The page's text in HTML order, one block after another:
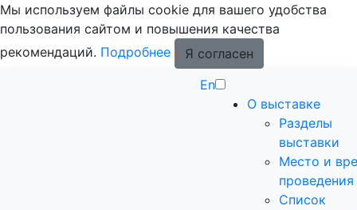
Мы используем файлы cookie для вашего удобства
пользования сайтом и повышения качества
рекомендаций. Подробнее
Я согласен
En
О выставке
Разделы
выставки
Место и
проведения
Список